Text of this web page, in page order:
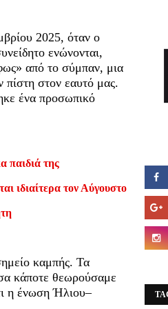
2025, όταν ο
ενώνονται,
από το σύμπαν, μια
πίστη στον εαυτό μας.
ένα προσωπικό
παιδιά της
ιδιαίτερα τον Αύγουστο
καμπής. Τα
κάποτε θεωρούσαμε
η ένωση Ήλιου–